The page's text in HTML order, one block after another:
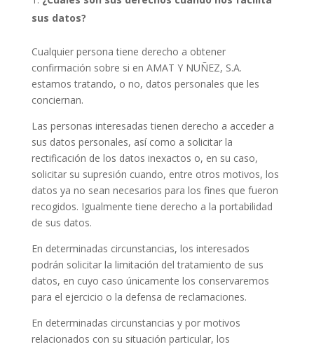
sus datos?
Cualquier persona tiene derecho a obtener
confirmación sobre si en AMAT Y NUÑEZ, S.A.
estamos tratando, o no, datos personales que les
conciernan.
Las personas interesadas tienen derecho a acceder a
sus datos personales, así como a solicitar la
rectificación de los datos inexactos o, en su caso,
solicitar su supresión cuando, entre otros motivos, los
datos ya no sean necesarios para los fines que fueron
recogidos. Igualmente tiene derecho a la portabilidad
de sus datos.
En determinadas circunstancias, los interesados
podrán solicitar la limitación del tratamiento de sus
datos, en cuyo caso únicamente los conservaremos
para el ejercicio o la defensa de reclamaciones.
En determinadas circunstancias y por motivos
relacionados con su situación particular, los